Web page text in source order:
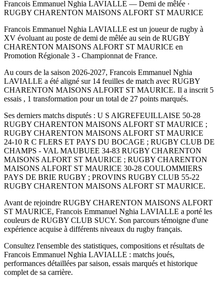
Francois Emmanuel Nghia LAVIALLE — Demi de mêlée ·
RUGBY CHARENTON MAISONS ALFORT ST MAURICE
Francois Emmanuel Nghia LAVIALLE est un joueur de rugby à
XV évoluant au poste de demi de mêlée au sein de RUGBY
CHARENTON MAISONS ALFORT ST MAURICE en
Promotion Régionale 3 - Championnat de France.
Au cours de la saison 2026-2027, Francois Emmanuel Nghia
LAVIALLE a été aligné sur 14 feuilles de match avec RUGBY
CHARENTON MAISONS ALFORT ST MAURICE. Il a inscrit 5
essais , 1 transformation pour un total de 27 points marqués.
Ses derniers matchs disputés : U S AIGREFEUILLAISE 50-28
RUGBY CHARENTON MAISONS ALFORT ST MAURICE ;
RUGBY CHARENTON MAISONS ALFORT ST MAURICE
24-10 R C FLERS ET PAYS DU BOCAGE ; RUGBY CLUB DE
CHAMPS - VAL MAUBUEE 34-83 RUGBY CHARENTON
MAISONS ALFORT ST MAURICE ; RUGBY CHARENTON
MAISONS ALFORT ST MAURICE 30-28 COULOMMIERS
PAYS DE BRIE RUGBY ; PROVINS RUGBY CLUB 55-22
RUGBY CHARENTON MAISONS ALFORT ST MAURICE.
Avant de rejoindre RUGBY CHARENTON MAISONS ALFORT
ST MAURICE, Francois Emmanuel Nghia LAVIALLE a porté les
couleurs de RUGBY CLUB SUCY. Son parcours témoigne d'une
expérience acquise à différents niveaux du rugby français.
Consultez l'ensemble des statistiques, compositions et résultats de
Francois Emmanuel Nghia LAVIALLE : matchs joués,
performances détaillées par saison, essais marqués et historique
complet de sa carrière.